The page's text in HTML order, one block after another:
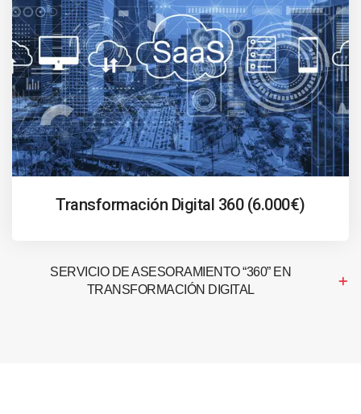
Transformación Digital 360 (6.000€)
SERVICIO DE ASESORAMIENTO “360” EN
TRANSFORMACIÓN DIGITAL